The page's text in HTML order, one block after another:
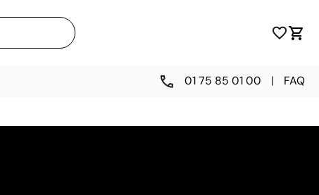
01 75 85 01 00 | FAQ